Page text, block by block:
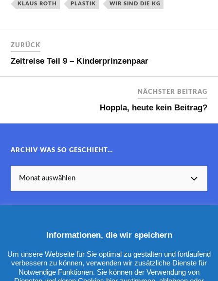
KLAUS ROTH PLASTIK WIR SIND DIE KG
ZURÜCK
Zeitreise Teil 9 – Kinderprinzenpaar
NÄCHSTER BEITRAG
Hoppla, heute kein Beitrag?
ARCHIV WAS SO GESCHIEHT…
KATEGORIEN
Informationen, die wir speichern
Um unsere Webseite für Sie optimal zu gestalten und fortlaufend
verbessern zu können, verwenden wir zusätzliche Dienste für
Notwendige Funktionen. Sie können der Verwendung von